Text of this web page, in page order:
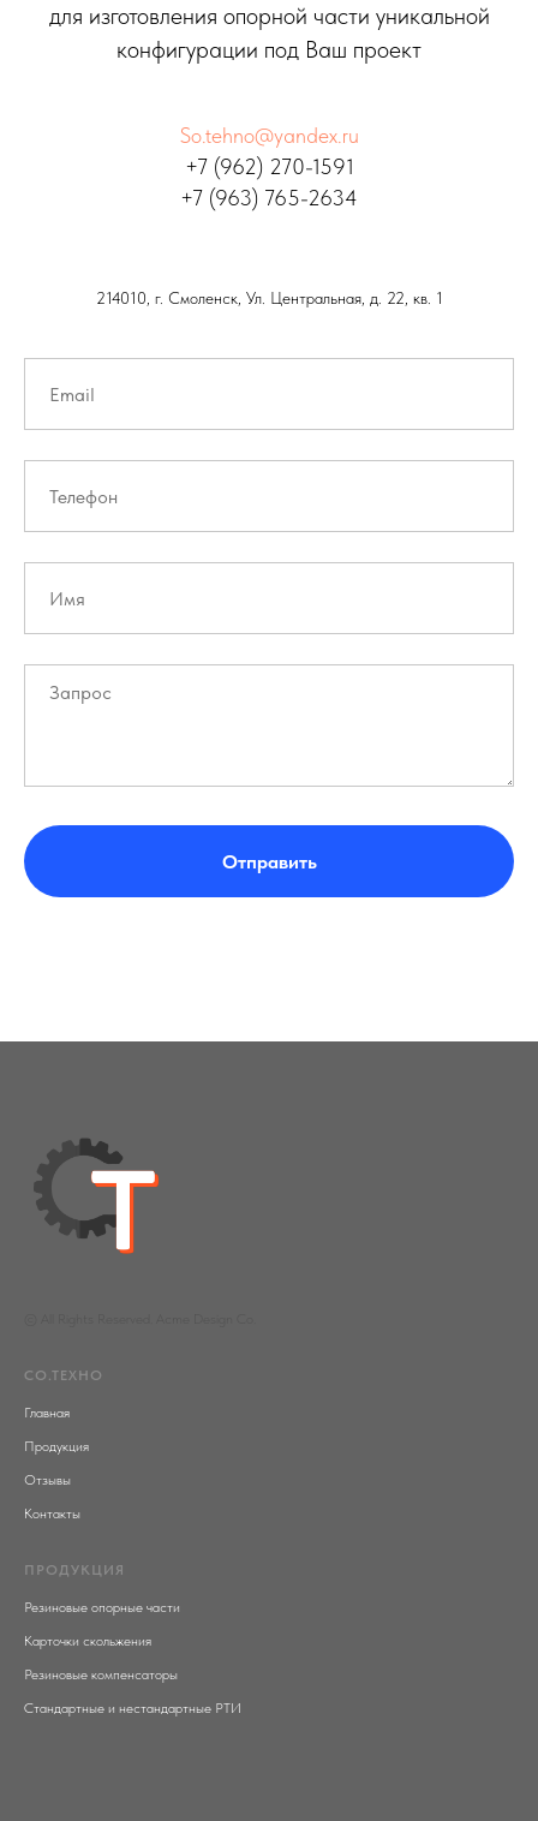
для изготовления опорной части уникальной
конфигурации под Ваш проект
So.tehno@yandex.ru
+7 (962) 270-1591
+7 (963) 765-2634
214010, г. Смоленск, Ул. Центральная, д. 22, кв. 1
Отправить
СО.ТЕХНО
Главная
Продукция
Отзывы
Контакты
ПРОДУКЦИЯ
Резиновые опорные части
Карточки скольжения
Резиновые компенсаторы
Стандартные и нестандартные РТИ